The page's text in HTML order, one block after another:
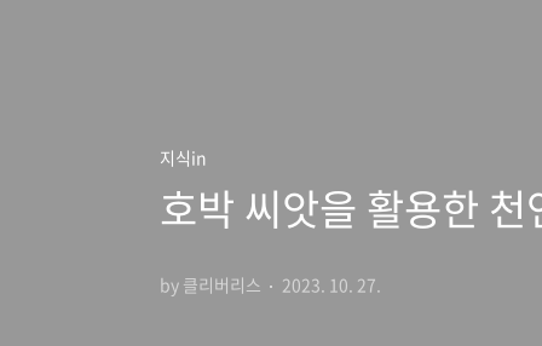
지식in
호박 씨앗을 활용한
by 클리버리스 2023. 10. 27.